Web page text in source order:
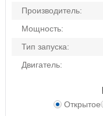
Производитель:
Мощность:
Тип запуска:
Двигатель:
Открытое